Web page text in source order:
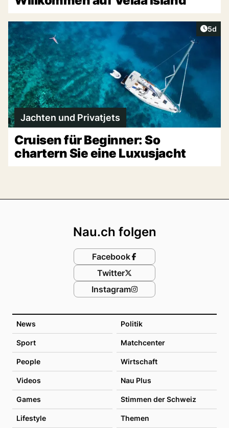
5d
Jachten und Privatjets
Cruisen für Beginner: So
chartern Sie eine Luxusjacht
News Politik
Sport Matchcenter
People Wirtschaft
Videos Nau Plus
Games Stimmen der Schweiz
Lifestyle Themen
Nau.ch folgen
Facebook
Twitter
Instagram